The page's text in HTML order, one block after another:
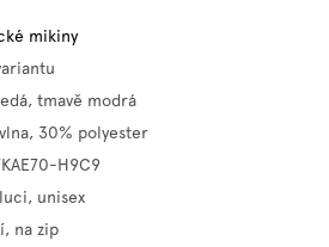
mikiny
tmavě modrá
30% polyester
H9C9
unisex
na zip